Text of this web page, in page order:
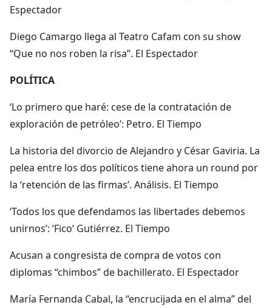
Espectador
Diego Camargo llega al Teatro Cafam con su show
“Que no nos roben la risa”. El Espectador
POLÍTICA
‘Lo primero que haré: cese de la contratación de
exploración de petróleo’: Petro. El Tiempo
La historia del divorcio de Alejandro y César Gaviria. La
pelea entre los dos políticos tiene ahora un round por
la ‘retención de las firmas’. Análisis. El Tiempo
‘Todos los que defendamos las libertades debemos
unirnos’: ‘Fico’ Gutiérrez. El Tiempo
Acusan a congresista de compra de votos con
diplomas “chimbos” de bachillerato. El Espectador
María Fernanda Cabal, la “encrucijada en el alma” del